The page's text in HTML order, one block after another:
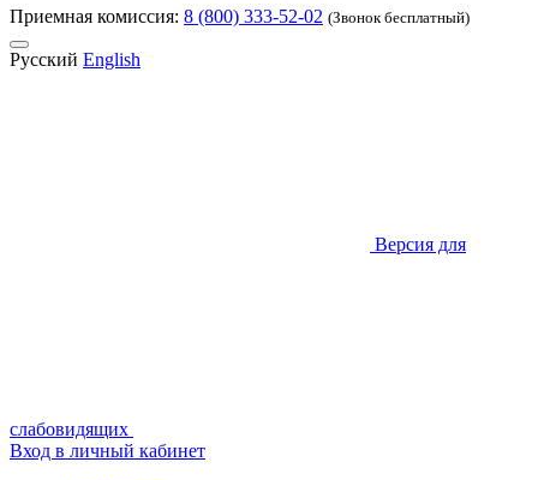
Приемная комиссия: 8 (800) 333-52-02 (Звонок бесплатный)
Русский English
Версия для
слабовидящих
Вход в личный кабинет